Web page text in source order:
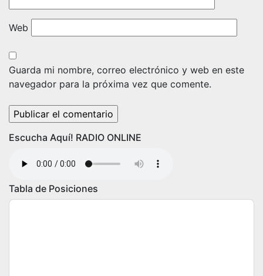
Web
Guarda mi nombre, correo electrónico y web en este
navegador para la próxima vez que comente.
Escucha Aquí! RADIO ONLINE
Tabla de Posiciones